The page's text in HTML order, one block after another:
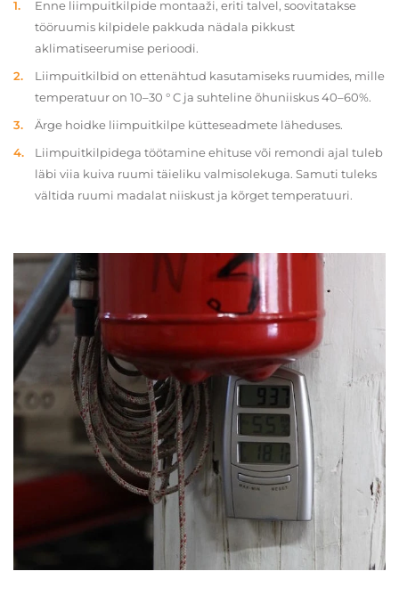
Enne liimpuitkilpide montaaži, eriti talvel, soovitatakse
tööruumis kilpidele pakkuda nädala pikkust
aklimatiseerumise perioodi.
Liimpuitkilbid on ettenähtud kasutamiseks ruumides, mille
temperatuur on 10–30 ° C ja suhteline õhuniiskus 40–60%.
Ärge hoidke liimpuitkilpe kütteseadmete läheduses.
Liimpuitkilpidega töötamine ehituse või remondi ajal tuleb
läbi viia kuiva ruumi täieliku valmisolekuga. Samuti tuleks
vältida ruumi madalat niiskust ja kõrget temperatuuri.